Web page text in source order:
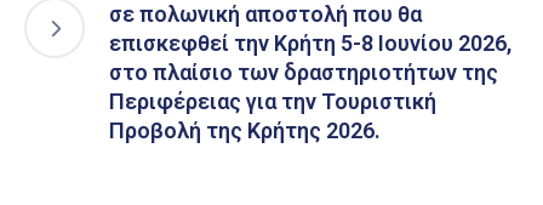
σε πολωνική αποστολή που θα
επισκεφθεί την Κρήτη 5-8 Ιουνίου 2026,
στο πλαίσιο των δραστηριοτήτων της
Περιφέρειας για την Τουριστική
Προβολή της Κρήτης 2026.